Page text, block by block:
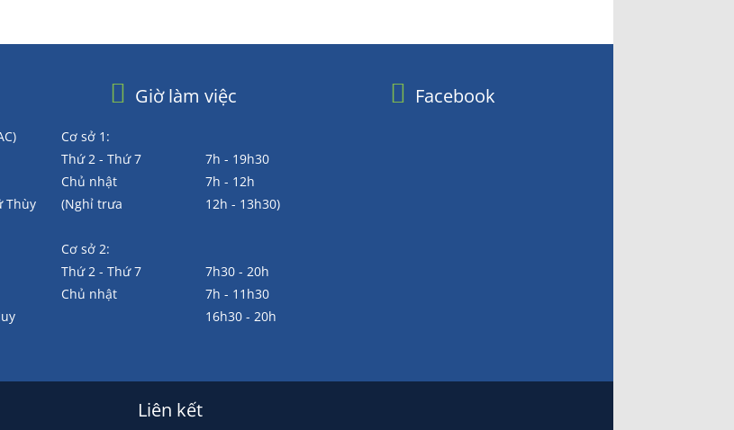
Thùy
Giờ làm việc
Cơ sở 1:
Thứ 2 - Thứ 7
7h - 19h30
Chủ nhật
7h - 12h
(Nghỉ trưa
12h - 13h30)
Cơ sở 2:
Thứ 2 - Thứ 7
7h30 - 20h
Chủ nhật
7h - 11h30
16h30 - 20h
Facebook
Liên kết